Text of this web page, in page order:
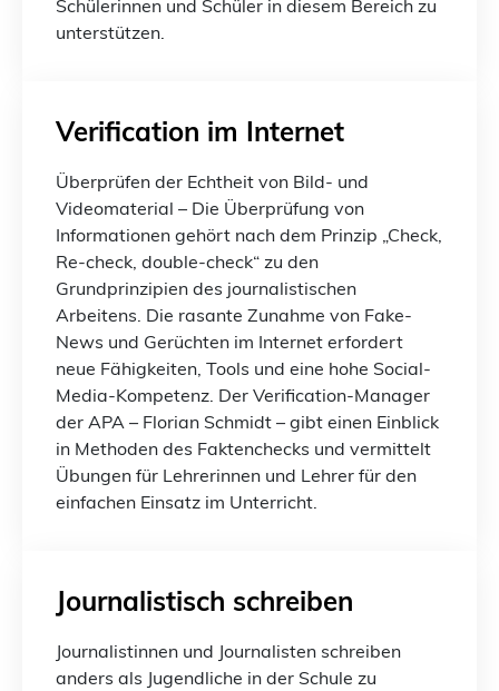
Schülerinnen und Schüler in diesem Bereich zu
unterstützen.
Verification im Internet
Überprüfen der Echtheit von Bild- und
Videomaterial – Die Überprüfung von
Informationen gehört nach dem Prinzip „Check,
Re-check, double-check“ zu den
Grundprinzipien des journalistischen
Arbeitens. Die rasante Zunahme von Fake-
News und Gerüchten im Internet erfordert
neue Fähigkeiten, Tools und eine hohe Social-
Media-Kompetenz. Der Verification-Manager
der APA – Florian Schmidt – gibt einen Einblick
in Methoden des Faktenchecks und vermittelt
Übungen für Lehrerinnen und Lehrer für den
einfachen Einsatz im Unterricht.
Journalistisch schreiben
Journalistinnen und Journalisten schreiben
anders als Jugendliche in der Schule zu